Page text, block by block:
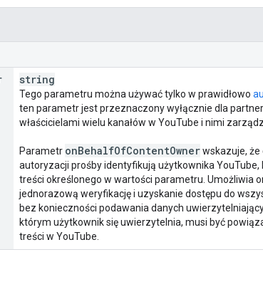
string
Tego parametru można używać tylko w prawidłowo
ten parametr jest przeznaczony wyłącznie dla
właścicielami wielu kanałów w YouTube i nimi
Parametr onBehalfOfContentOwnerwskazuje,
autoryzacji prośby identyfikują użytkownika YouTube,
treści określonego w wartości parametru. Umożliwia
jednorazową weryfikację i uzyskanie dostępu do
bez konieczności podawania danych
którym użytkownik się uwierzytelnia, musi być
treści w YouTube.